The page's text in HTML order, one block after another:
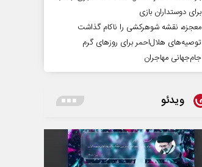
برای دوستداران بازی
معجزه، نقشه شوهرکشی را ناکام گذاشت
توصیه‌های هلال‌احمر برای روز‌های گرم
جام‌جهانی مهاجران
ویدئو